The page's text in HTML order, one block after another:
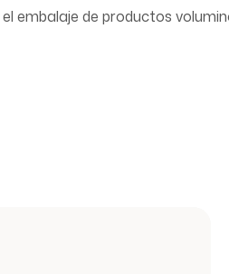
embalaje de productos